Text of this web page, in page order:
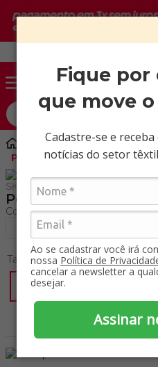
Fique
que move
Cadastre-se e
notícias do setor
Ao se cadastrar você irá
nossa Política de
cancelar a newsletter a
desejar.
Assinar
O que você procura?
Aviamentos
Polipropileno 72001 Rolo
SKU 72001025-50
Polipropileno 72001
Tamanho
25 mm